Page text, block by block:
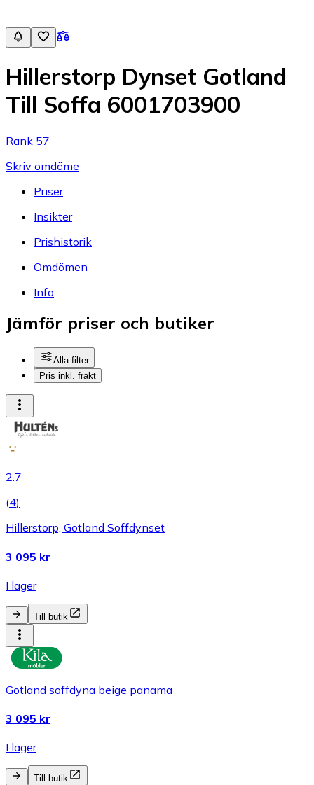
Hillerstorp Dynset Gotland
Till Soffa 6001703900
Rank 57
Skriv omdöme
Priser
Insikter
Prishistorik
Omdömen
Info
Jämför priser och butiker
Alla filter
Pris inkl. frakt
2.7
(4)
Hillerstorp, Gotland Soffdynset
3 095 kr
I lager
Till butik
Gotland soffdyna beige panama
3 095 kr
I lager
Till butik